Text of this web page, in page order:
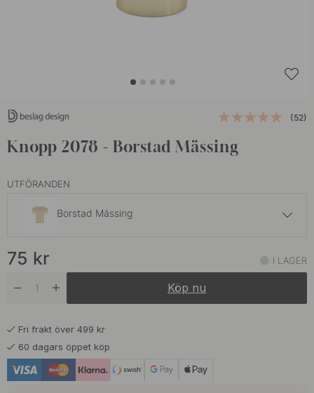
(52)
Knopp 2078 - Borstad Mässing
UTFÖRANDEN
Borstad Mässing
I lager
I lager
Mattsvart
75 kr I LAGER
Köp nu
Fri frakt över 499 kr
60 dagars öppet köp